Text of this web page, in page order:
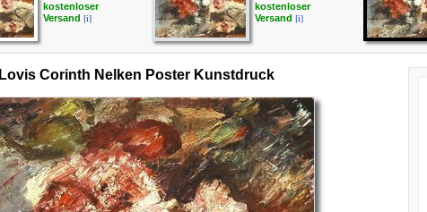
kostenloser
Versand [i]
kostenloser
Versand [i]
Lovis Corinth Nelken Poster Kunstdruck